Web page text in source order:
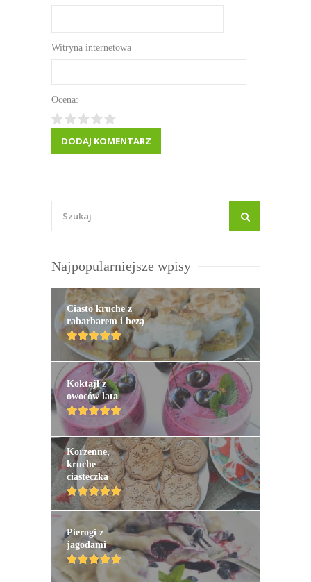
Witryna internetowa
Ocena:
Najpopularniejsze wpisy
Ciasto kruche z
rabarbarem i bezą
Koktajl z
owoców lata
Korzenne,
kruche
ciasteczka
Pierogi z
jagodami